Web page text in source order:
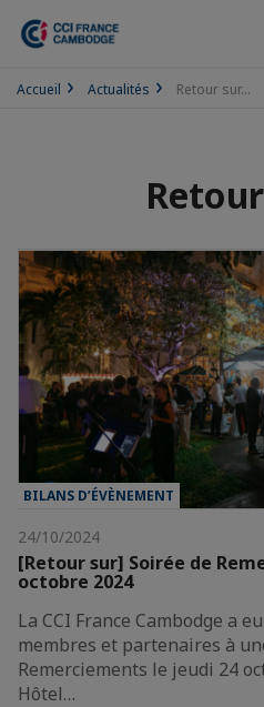
Accueil Actualités Retour sur...
BILANS D’ÉVÈNEMENT
24/10/2024
[Retour sur] Soirée de
octobre 2024
La CCI France Cambodge a
membres et partenaires à
Remerciements le jeudi 24
Hôtel…